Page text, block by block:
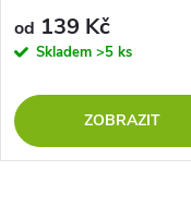
od 139 Kč
Skladem >5 ks
ZOBRAZIT